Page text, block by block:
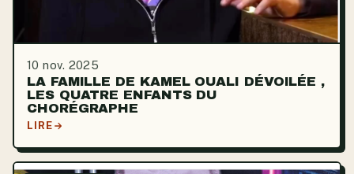
10 nov. 2025
LA FAMILLE DE KAMEL OUALI DÉVOILÉE ,
LES QUATRE ENFANTS DU
CHORÉGRAPHE
LIRE